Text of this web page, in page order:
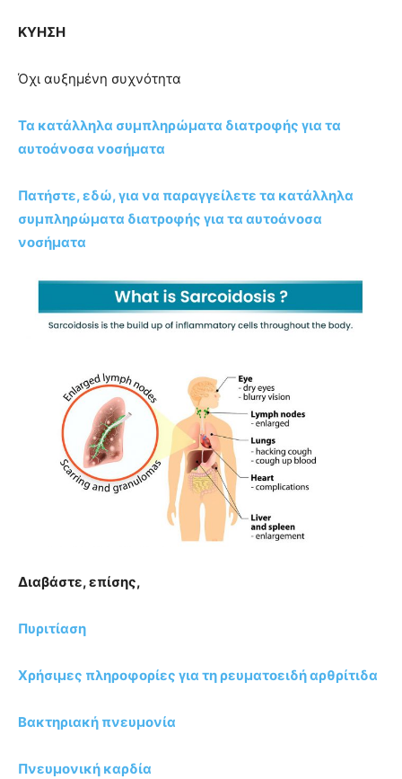
ΚΥΗΣΗ
Όχι αυξημένη συχνότητα
Τα κατάλληλα συμπληρώματα διατροφής για τα
αυτοάνοσα νοσήματα
Πατήστε, εδώ, για να παραγγείλετε τα κατάλληλα
συμπληρώματα διατροφής για τα αυτοάνοσα
νοσήματα
Διαβάστε, επίσης,
Πυριτίαση
Χρήσιμες πληροφορίες για τη ρευματοειδή αρθρίτιδα
Βακτηριακή πνευμονία
Πνευμονική καρδία